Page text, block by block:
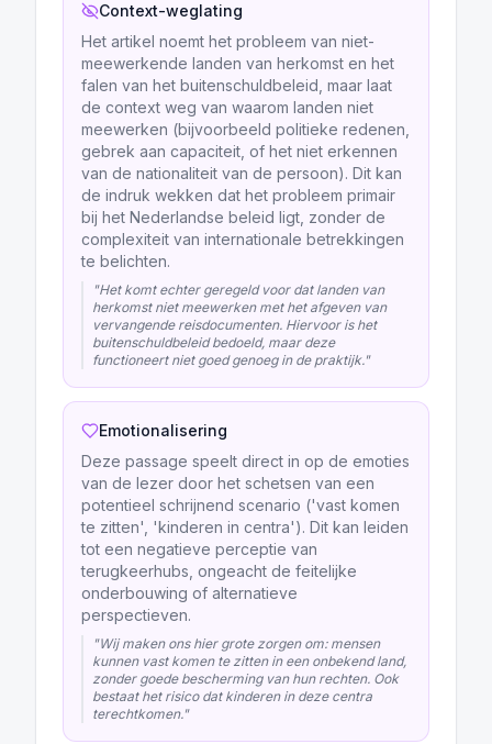
Context-weglating
Het artikel noemt het probleem van niet-
meewerkende landen van herkomst en het
falen van het buitenschuldbeleid, maar laat
de context weg van waarom landen niet
meewerken (bijvoorbeeld politieke redenen,
gebrek aan capaciteit, of het niet erkennen
van de nationaliteit van de persoon). Dit kan
de indruk wekken dat het probleem primair
bij het Nederlandse beleid ligt, zonder de
complexiteit van internationale betrekkingen
te belichten.
"Het komt echter geregeld voor dat landen van
herkomst niet meewerken met het afgeven van
vervangende reisdocumenten. Hiervoor is het
buitenschuldbeleid bedoeld, maar deze
functioneert niet goed genoeg in de praktijk."
Emotionalisering
Deze passage speelt direct in op de emoties
van de lezer door het schetsen van een
potentieel schrijnend scenario ('vast komen
te zitten', 'kinderen in centra'). Dit kan leiden
tot een negatieve perceptie van
terugkeerhubs, ongeacht de feitelijke
onderbouwing of alternatieve
perspectieven.
"Wij maken ons hier grote zorgen om: mensen
kunnen vast komen te zitten in een onbekend land,
zonder goede bescherming van hun rechten. Ook
bestaat het risico dat kinderen in deze centra
terechtkomen."